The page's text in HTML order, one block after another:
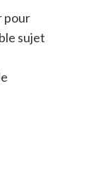
pour
sujet